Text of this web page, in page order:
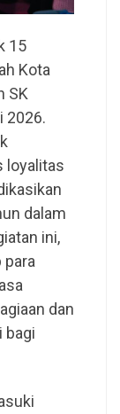
15
Kota
SK
2026.
loyalitas
dalam
ini,
para
dan
bagi